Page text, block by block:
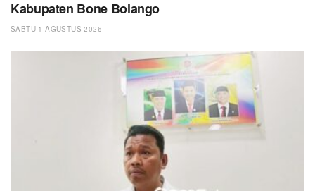
Kabupaten Bone Bolango
SABTU 1 AGUSTUS 2026